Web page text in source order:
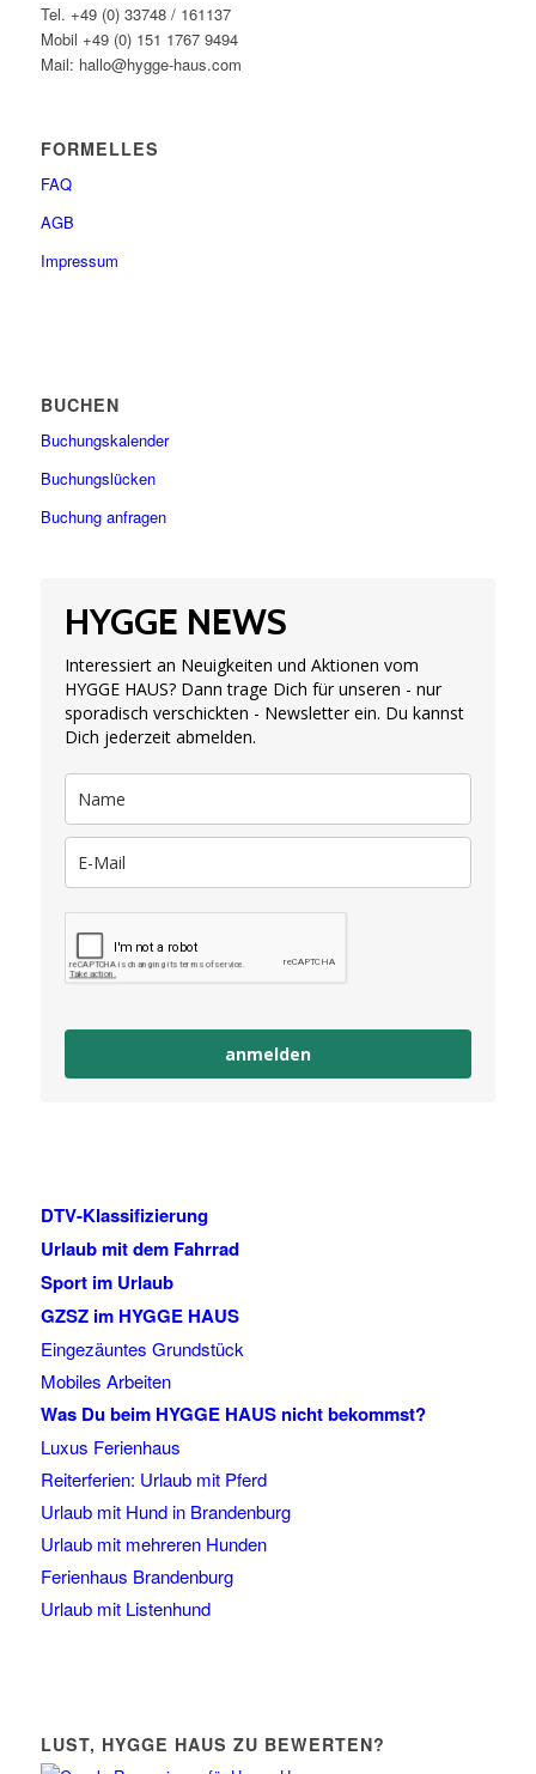
Tel. +49 (0) 33748 / 161137
Mobil +49 (0) 151 1767 9494
Mail: hallo@hygge-haus.com
FORMELLES
FAQ
AGB
Impressum
BUCHEN
Buchungskalender
Buchungslücken
Buchung anfragen
HYGGE NEWS
Interessiert an Neuigkeiten und Aktionen vom
HYGGE HAUS? Dann trage Dich für unseren - nur
sporadisch verschickten - Newsletter ein. Du kannst
Dich jederzeit abmelden.
anmelden
DTV-Klassifizierung
Urlaub mit dem Fahrrad
Sport im Urlaub
GZSZ im HYGGE HAUS
Eingezäuntes Grundstück
Mobiles Arbeiten
Was Du beim HYGGE HAUS nicht bekommst?
Luxus Ferienhaus
Reiterferien: Urlaub mit Pferd
Urlaub mit Hund in Brandenburg
Urlaub mit mehreren Hunden
Ferienhaus Brandenburg
Urlaub mit Listenhund
LUST, HYGGE HAUS ZU BEWERTEN?